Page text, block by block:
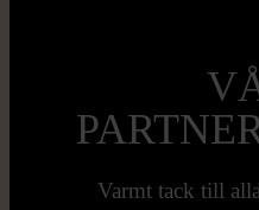
Varmt tack till